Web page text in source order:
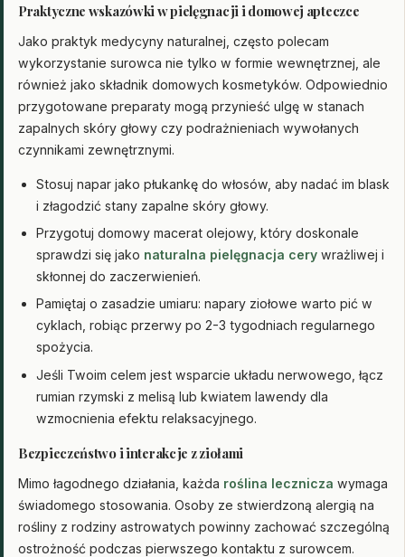
Praktyczne wskazówki w pielęgnacji i domowej apteczce
Jako praktyk medycyny naturalnej, często polecam
wykorzystanie surowca nie tylko w formie wewnętrznej, ale
również jako składnik domowych kosmetyków. Odpowiednio
przygotowane preparaty mogą przynieść ulgę w stanach
zapalnych skóry głowy czy podrażnieniach wywołanych
czynnikami zewnętrznymi.
Stosuj napar jako płukankę do włosów, aby nadać im blask
i złagodzić stany zapalne skóry głowy.
Przygotuj domowy macerat olejowy, który doskonale
sprawdzi się jako naturalna pielęgnacja cery wrażliwej i
skłonnej do zaczerwienień.
Pamiętaj o zasadzie umiaru: napary ziołowe warto pić w
cyklach, robiąc przerwy po 2-3 tygodniach regularnego
spożycia.
Jeśli Twoim celem jest wsparcie układu nerwowego, łącz
rumian rzymski z melisą lub kwiatem lawendy dla
wzmocnienia efektu relaksacyjnego.
Bezpieczeństwo i interakcje z ziołami
Mimo łagodnego działania, każda roślina lecznicza wymaga
świadomego stosowania. Osoby ze stwierdzoną alergią na
rośliny z rodziny astrowatych powinny zachować szczególną
ostrożność podczas pierwszego kontaktu z surowcem.